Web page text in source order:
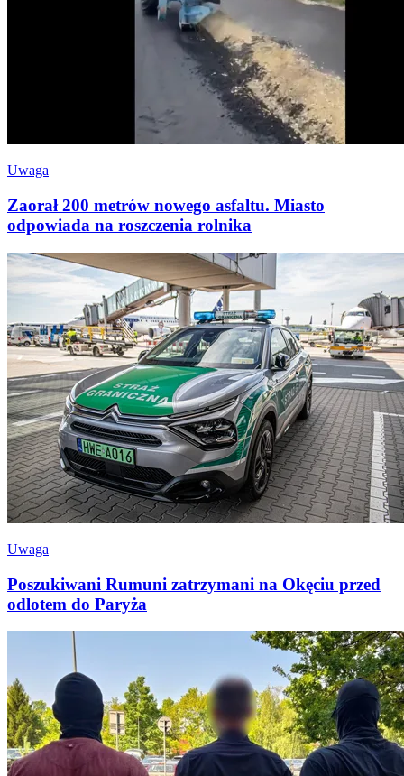
Uwaga
Zaorał 200 metrów nowego asfaltu. Miasto
odpowiada na roszczenia rolnika
Uwaga
Poszukiwani Rumuni zatrzymani na Okęciu przed
odlotem do Paryża